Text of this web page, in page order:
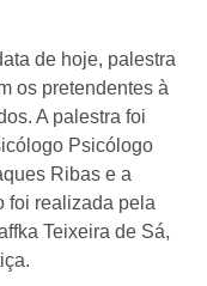
de hoje, palestra
os pretendentes à
A palestra foi
Psicólogo
Ribas e a
foi realizada pela
Teixeira de Sá,